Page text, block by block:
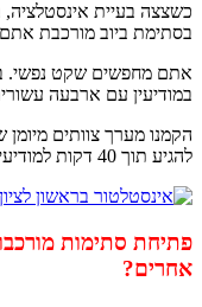
אינסטלציה, בין אם
מורכבת אתם לא
שקט נפשי. בניהולו
עם ארבעה עשורים של
צוותים מיומן שנותן
המרכז.
מורכבות: למה